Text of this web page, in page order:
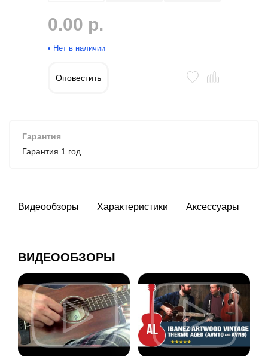
0.00 р.
Нет в наличии
Оповестить
Гарантия
Гарантия 1 год
Видеообзоры Характеристики Аксессуары
ВИДЕООБЗОРЫ